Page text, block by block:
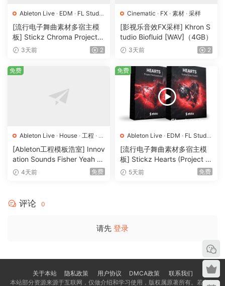
Ableton Live · EDM · FL Studio
· Logic Pro ·Pop · 工程· 素材
采样
[流行电子舞曲素材多宿主模
板] Stickz Chroma Project Fi
le Expansion（2.53GB）
3天前 2
Cinematic · FX · 素材 · 采样
[影视乐音效FX采样] Khron S
tudio Biofluid [WAV]（4GB）
3天前 2
Ableton Live · House · 工程 · 素
材
采样
[Ableton工程模板浩室] Innov
ation Sounds Fisher Yeah T
he Girls (Rmv Remake)（13
4天前 免费
免费
Ableton Live · EDM · FL Studio
· Logic Pro ·MIDI · Pop· 工程
素材 · 采样
[流行电子舞曲素材多宿主模
板] Stickz Hearts (Project Fil
e Expansion) [多格式]（86
5天前 免费
免费
评论 0
请先 登录
关于本站 隐私政策 用户协议 DMCA政策
联系我们
本站部分资源来源于互联网，仅做介绍和学习使用，版权属原著所有。若有侵